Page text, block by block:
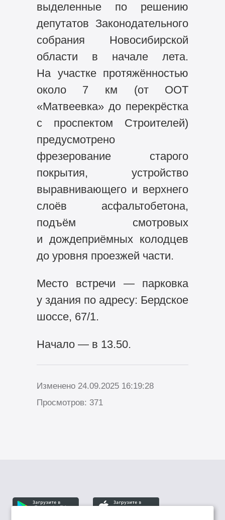
выделенные по решению
депутатов Законодательного
собрания Новосибирской
области в начале лета.
На участке протяжённостью
около 7 км (от ООТ
«Матвеевка» до перекрёстка
с проспектом Строителей)
предусмотрено
фрезерование старого
покрытия, устройство
выравнивающего и верхнего
слоёв асфальтобетона,
подъём смотровых
и дождеприёмных колодцев
до уровня проезжей части.
Место встречи — парковка
у здания по адресу: Бердское
шоссе, 67/1.
Начало — в 13.50.
Изменено 24.09.2025 16:19:28
Просмотров: 371